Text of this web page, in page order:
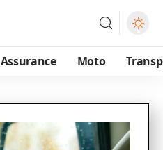
Assurance Moto